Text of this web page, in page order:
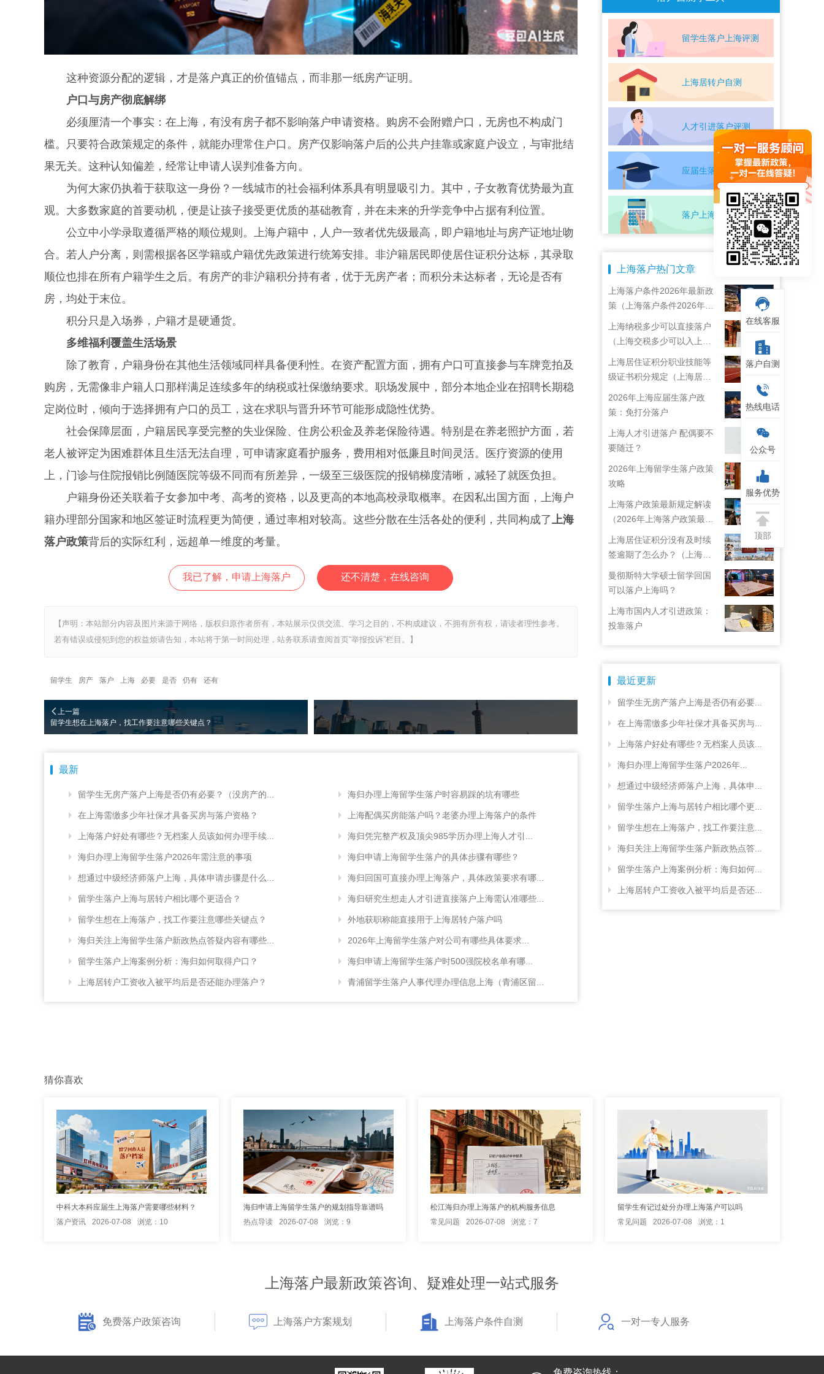
这种资源分配的逻辑，才是落户真正的价值锚点，而非那一纸房产证明。
户口与房产彻底解绑
必须厘清一个事实：在上海，有没有房子都不影响落户申请资格。购房不会附赠户口，无房也不构成门
槛。只要符合政策规定的条件，就能办理常住户口。房产仅影响落户后的公共户挂靠或家庭户设立，与审批结
果无关。这种认知偏差，经常让申请人误判准备方向。
为何大家仍执着于获取这一身份？一线城市的社会福利体系具有明显吸引力。其中，子女教育优势最为直
观。大多数家庭的首要动机，便是让孩子接受更优质的基础教育，并在未来的升学竞争中占据有利位置。
公立中小学录取遵循严格的顺位规则。上海户籍中，人户一致者优先级最高，即户籍地址与房产证地址吻
合。若人户分离，则需根据各区学籍或户籍优先政策进行统筹安排。非沪籍居民即使居住证积分达标，其录取
顺位也排在所有户籍学生之后。有房产的非沪籍积分持有者，优于无房产者；而积分未达标者，无论是否有
房，均处于末位。
积分只是入场券，户籍才是硬通货。
多维福利覆盖生活场景
除了教育，户籍身份在其他生活领域同样具备便利性。在资产配置方面，拥有户口可直接参与车牌竞拍及
购房，无需像非户籍人口那样满足连续多年的纳税或社保缴纳要求。职场发展中，部分本地企业在招聘长期稳
定岗位时，倾向于选择拥有户口的员工，这在求职与晋升环节可能形成隐性优势。
社会保障层面，户籍居民享受完整的失业保险、住房公积金及养老保险待遇。特别是在养老照护方面，若
老人被评定为困难群体且生活无法自理，可申请家庭看护服务，费用相对低廉且时间灵活。医疗资源的使用
上，门诊与住院报销比例随医院等级不同而有所差异，一级至三级医院的报销梯度清晰，减轻了就医负担。
户籍身份还关联着子女参加中考、高考的资格，以及更高的本地高校录取概率。在因私出国方面，上海户
籍办理部分国家和地区签证时流程更为简便，通过率相对较高。这些分散在生活各处的便利，共同构成了 上海
落户政策背后的实际红利，远超单一维度的考量。
我已了解，申请上海落户 还不清楚，在线咨询
【声明：本站部分内容及图片来源于网络，版权归原作者所有，本站展示仅供交流、学习之目的，不构成建议，不拥有所有权，请读者理性参考。
若有错误或侵犯到您的权益烦请告知，本站将于第一时间处理，站务联系请查阅首页“举报投诉”栏目。】
留学生 房产 落户 上海 必要 是否 仍有 还有
上一篇
留学生想在上海落户，找工作要注意哪些关键点？
最新
留学生无房产落户上海是否仍有必要？（没房产的...
在上海需缴多少年社保才具备买房与落户资格？
上海落户好处有哪些？无档案人员该如何办理手续...
海归办理上海留学生落户2026年需注意的事项
想通过中级经济师落户上海，具体申请步骤是什么...
留学生落户上海与居转户相比哪个更适合？
留学生想在上海落户，找工作要注意哪些关键点？
海归关注上海留学生落户新政热点答疑内容有哪些...
留学生落户上海案例分析：海归如何取得户口？
上海居转户工资收入被平均后是否还能办理落户？
海归办理上海留学生落户时容易踩的坑有哪些
上海配偶买房能落户吗？老婆办理上海落户的条件
海归凭完整产权及顶尖985学历办理上海人才引...
海归申请上海留学生落户的具体步骤有哪些？
海归回国可直接办理上海落户，具体政策要求有哪...
海归研究生想走人才引进直接落户上海需认准哪些...
外地获职称能直接用于上海居转户落户吗
2026年上海留学生落户对公司有哪些具体要求...
海归申请上海留学生落户时500强院校名单有哪...
青浦留学生落户人事代理办理信息上海（青浦区留...
留学生落户上海评测
上海居转户自测
人才引进落户评测
应届生落户上海自测
落户上海条件自测
上海落户热门文章
上海落户条件2026年最新政
策（上海落户条件2026年最
新政策解读）
上海纳税多少可以直接落户
（上海交税多少可以入上海
户口）
上海居住证积分职业技能等
级证书积分规定（上海居住
证技能职称目录）
2026年上海应届生落户政
策：免打分落户
上海人才引进落户 配偶要不
要随迁？
2026年上海留学生落户政策
攻略
上海落户政策最新规定解读
（2026年上海落户政策最新
规定）
上海居住证积分没有及时续
签逾期了怎么办？（上海居
住证续签了但积分忘了）
曼彻斯特大学硕士留学回国
可以落户上海吗？
上海市国内人才引进政策：
投靠落户
最近更新
留学生无房产落户上海是否仍有必要...
在上海需缴多少年社保才具备买房与...
上海落户好处有哪些？无档案人员该...
海归办理上海留学生落户2026年...
想通过中级经济师落户上海，具体申...
留学生落户上海与居转户相比哪个更...
留学生想在上海落户，找工作要注意...
海归关注上海留学生落户新政热点答...
留学生落户上海案例分析：海归如何...
上海居转户工资收入被平均后是否还...
猜你喜欢
中科大本科应届生上海落户需要哪些材料？
落户资讯
2026-07-08 浏览：10
海归申请上海留学生落户的规划指导靠谱吗
热点导读
2026-07-08 浏览：9
松江海归办理上海落户的机构服务信息
常见问题
2026-07-08 浏览：7
留学生有记过处分办理上海落户可以吗
常见问题
2026-07-08 浏览：1
上海落户最新政策咨询、疑难处理一站式服务
免费落户政策咨询 上海落户方案规划 上海落户条件自测 一对一专人服务
在线客服
落户自测
热线电话
公众号
服务优势
顶部